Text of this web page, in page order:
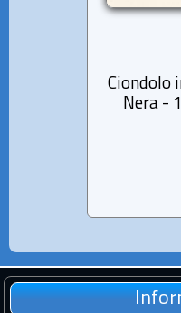
Ciondolo
Nera -